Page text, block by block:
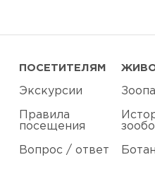
ПОСЕТИТЕЛЯМ
Экскурсии
Правила
посещения
Вопрос / ответ